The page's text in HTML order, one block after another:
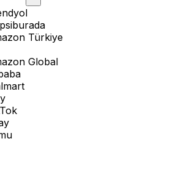
Türkiye
Global